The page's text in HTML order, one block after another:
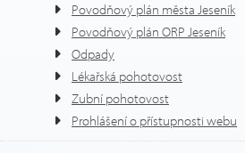
Povodňový plán města Jeseník
Povodňový plán ORP Jeseník
Odpady
Lékařská pohotovost
Zubní pohotovost
Prohlášení o přístupnosti webu